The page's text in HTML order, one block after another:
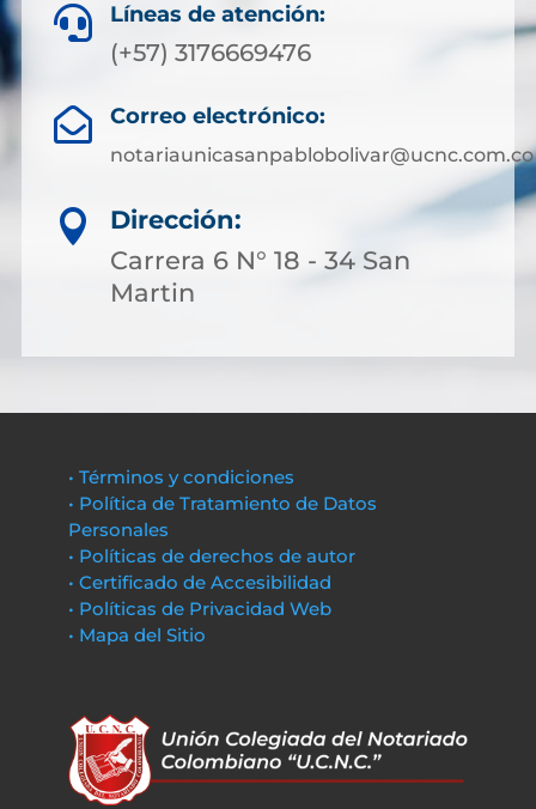
 Líneas de atención:
(+57) 3176669476
 Correo electrónico:
notariaunicasanpablobolivar@ucnc.com.co

Dirección:
Carrera 6 N° 18 - 34 San
Martin
• Términos y condiciones
• Política de Tratamiento de Datos
Personales
• Políticas de derechos de autor
• Certificado de Accesibilidad
• Políticas de Privacidad Web
• Mapa del Sitio